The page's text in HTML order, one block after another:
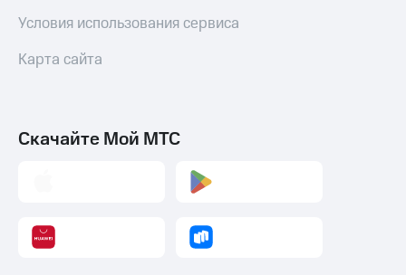
Условия использования сервиса
Карта сайта
Скачайте Мой МТС